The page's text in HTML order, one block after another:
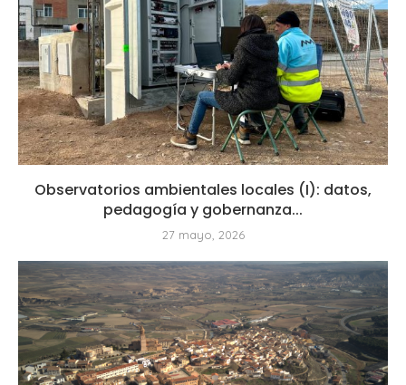
Observatorios ambientales locales (I): datos,
pedagogía y gobernanza...
27 mayo, 2026